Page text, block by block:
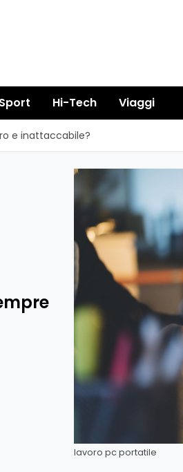
Sport Hi-Tech Viaggi
e inattaccabile?
lavoro pc portatile